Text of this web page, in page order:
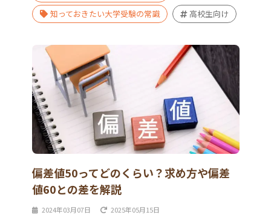
知っておきたい大学受験の常識
高校生向け
偏差値50ってどのくらい？求め方や偏差
値60との差を解説
2024年03月07日 2025年05月15日